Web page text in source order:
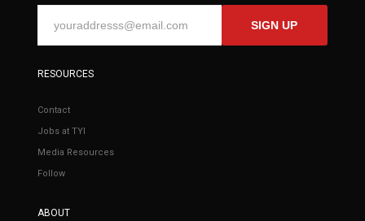
SIGN UP
RESOURCES
Contact
Jobs at TYI
Media Resources
Follow
ABOUT